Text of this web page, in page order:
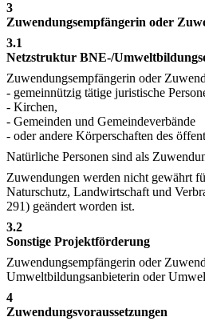
3
Zuwendungsempfängerin oder
3.1
Netzstruktur BNE-/
Zuwendungsempfängerin oder
- gemeinnützig tätige juristische
- Kirchen,
- Gemeinden und Gemeindeverbände
- oder andere Körperschaften des
Natürliche Personen sind als
Zuwendungen werden nicht gewährt
Naturschutz, Landwirtschaft und
291) geändert worden ist.
3.2
Sonstige Projektförderung
Zuwendungsempfängerin oder
Umweltbildungsanbieterin oder
4
Zuwendungsvoraussetzungen